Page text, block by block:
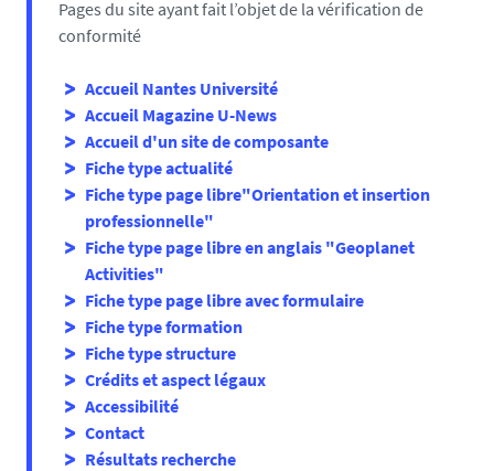
Pages du site ayant fait l’objet de la vérification de
conformité
Accueil Nantes Université
Accueil Magazine U-News
Accueil d'un site de composante
Fiche type actualité
Fiche type page libre"Orientation et insertion
professionnelle"
Fiche type page libre en anglais "Geoplanet
Activities"
Fiche type page libre avec formulaire
Fiche type formation
Fiche type structure
Crédits et aspect légaux
Accessibilité
Contact
Résultats recherche